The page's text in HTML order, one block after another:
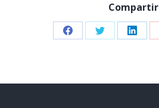
Compartir
Share Share Share